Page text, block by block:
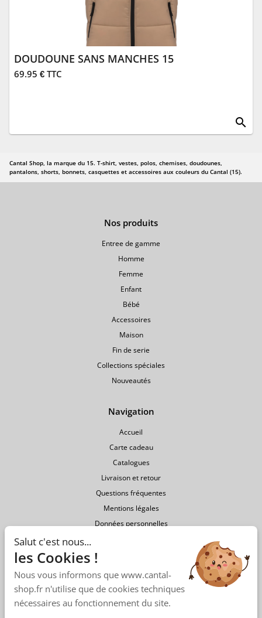
DOUDOUNE SANS MANCHES 15
69.95 € TTC
search
Cantal Shop, la marque du 15. T-shirt, vestes, polos, chemises, doudounes,
pantalons, shorts, bonnets, casquettes et accessoires aux couleurs du Cantal (15).
Nos produits
Entree de gamme
Homme
Femme
Enfant
Bébé
Accessoires
Maison
Fin de serie
Collections spéciales
Nouveautés
Navigation
Accueil
Carte cadeau
Catalogues
Livraison et retour
Questions fréquentes
Mentions légales
Données personnelles
Conditions générales de vente
Salut c'est nous...
les Cookies !
Nous vous informons que www.cantal-
shop.fr n'utilise que de cookies techniques
nécessaires au fonctionnement du site.